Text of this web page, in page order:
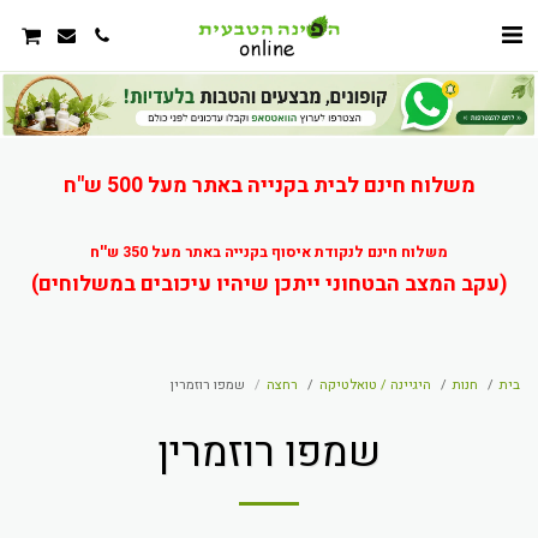
משלוח חינם לבית בקנייה באתר מעל 500 ש"ח
משלוח חינם לנקודת איסוף בקנייה באתר מעל 350 ש''ח
(עקב המצב הבטחוני ייתכן שיהיו עיכובים במשלוחים)
בית חנות היגיינה / טואלטיקה רחצה שמפו רוזמרין
שמפו רוזמרין